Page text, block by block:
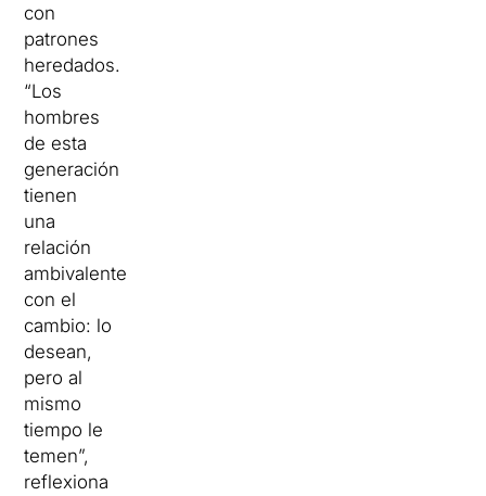
con
patrones
heredados.
“Los
hombres
de esta
generación
tienen
una
relación
ambivalente
con el
cambio: lo
desean,
pero al
mismo
tiempo le
temen”,
reflexiona